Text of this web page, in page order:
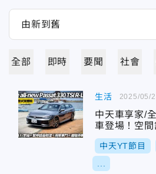
全部 即時 要聞 社會
生活
中天車享家/
車登場！空
中天YT節目
2025/05/